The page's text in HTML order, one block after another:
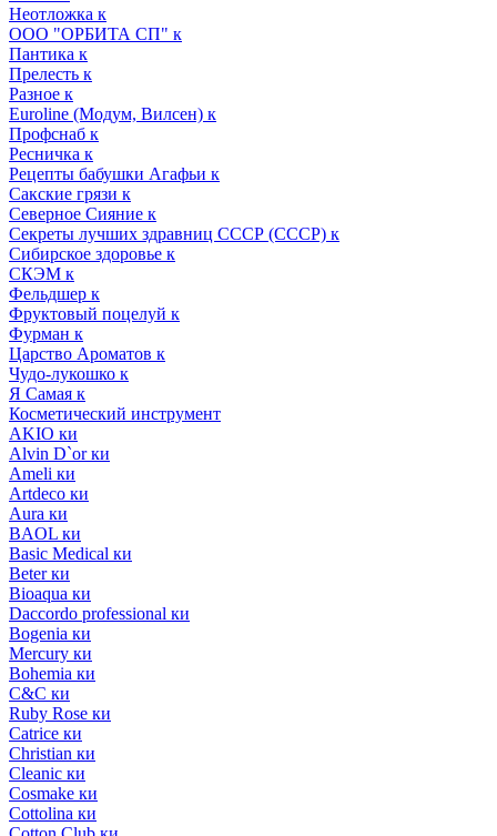
Неотложка к
ООО "ОРБИТА СП" к
Пантика к
Прелесть к
Разное к
Euroline (Модум, Вилсен) к
Профснаб к
Ресничка к
Рецепты бабушки Агафьи к
Сакские грязи к
Северное Сияние к
Секреты лучших здравниц СССР (СССР) к
Сибирское здоровье к
СКЭМ к
Фельдшер к
Фруктовый поцелуй к
Фурман к
Царство Ароматов к
Чудо-лукошко к
Я Самая к
Косметический инструмент
AKIO ки
Alvin D`or ки
Ameli ки
Artdeco ки
Aura ки
BAOL ки
Basic Medical ки
Beter ки
Bioaqua ки
Daccordo professional ки
Bogenia ки
Mercury ки
Bohemia ки
C&C ки
Ruby Rose ки
Catrice ки
Christian ки
Cleanic ки
Cosmake ки
Cottolina ки